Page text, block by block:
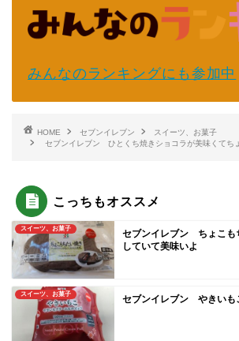
みんなのランキングにも参加中
HOME セブンイレブン
スイーツ、お菓子
セブンイレブン ひとくち焼きショコラが美味くてち
こっちもオススメ
スイーツ、お菓子
セブンイレブン ちょこも
していて美味いよ
スイーツ、お菓子 セブンイレブン やきい